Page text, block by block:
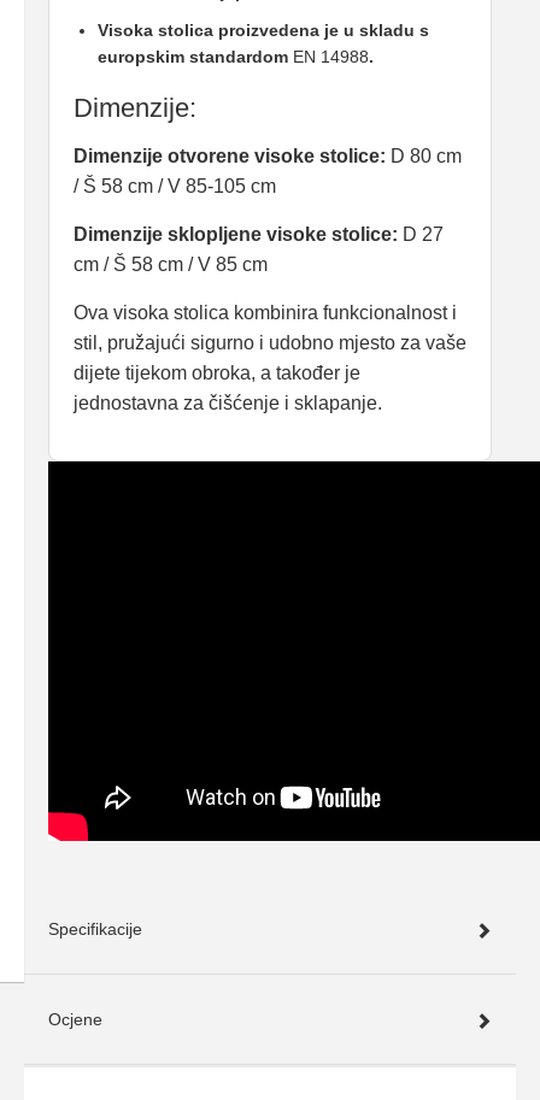
Visoka stolica proizvedena je u skladu s
europskim standardom EN 14988.
Dimenzije:
Dimenzije otvorene visoke stolice: D 80 cm
/ Š 58 cm / V 85-105 cm
Dimenzije sklopljene visoke stolice: D 27
cm / Š 58 cm / V 85 cm
Ova visoka stolica kombinira funkcionalnost i
stil, pružajući sigurno i udobno mjesto za vaše
dijete tijekom obroka, a također je
jednostavna za čišćenje i sklapanje.
Specifikacije
Ocjene